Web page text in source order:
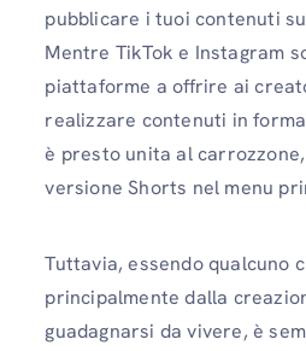
pubblicare i tuoi contenuti
Mentre TikTok e Instagram
piattaforme a offrire ai
realizzare contenuti in
è presto unita al
versione Shorts nel menu
Tuttavia, essendo qualcuno
principalmente dalla
guadagnarsi da vivere, è